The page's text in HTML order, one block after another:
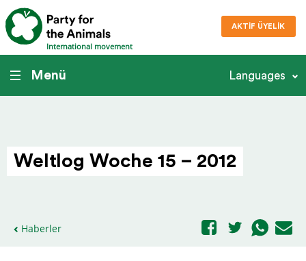
International movement
AKTIF ÜYELIK
Menü Languages
Weltlog Woche 15 – 2012
Haberler